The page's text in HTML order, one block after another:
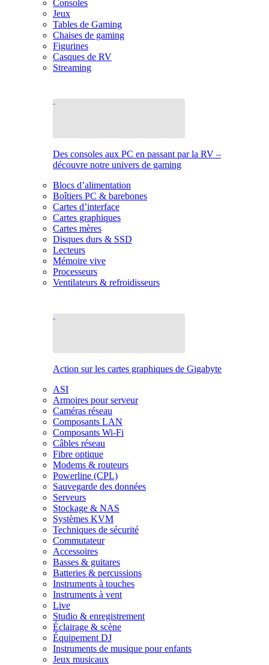
Consoles
Jeux
Tables de Gaming
Chaises de gaming
Figurines
Casques de RV
Streaming
Des consoles aux PC en passant par la RV –
découvre notre univers de gaming
Blocs d’alimentation
Boîtiers PC & barebones
Cartes d’interface
Cartes graphiques
Cartes mères
Disques durs & SSD
Lecteurs
Mémoire vive
Processeurs
Ventilateurs & refroidisseurs
Action sur les cartes graphiques de Gigabyte
ASI
Armoires pour serveur
Caméras réseau
Composants LAN
Composants Wi-Fi
Câbles réseau
Fibre optique
Modems & routeurs
Powerline (CPL)
Sauvegarde des données
Serveurs
Stockage & NAS
Systèmes KVM
Techniques de sécurité
Commutateur
Accessoires
Basses & guitares
Batteries & percussions
Instruments à touches
Instruments à vent
Live
Studio & enregistrement
Éclairage & scène
Équipement DJ
Instruments de musique pour enfants
Jeux musicaux